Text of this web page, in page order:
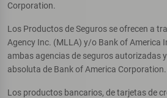
Corporation.
Los Productos de Seguros se ofrecen a
Agency Inc. (MLLA) y/o Bank of America
ambas agencias de seguros autorizadas
absoluta de Bank of America Corporation.
Los productos bancarios, de tarjetas de